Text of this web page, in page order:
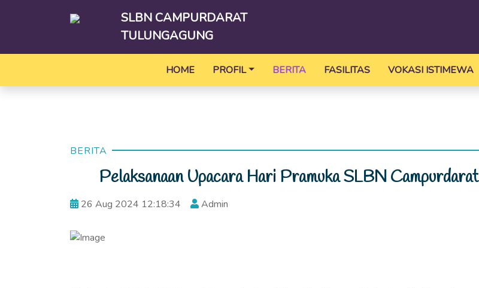
SLBN CAMPURDARAT
TULUNGAGUNG
HOME PROFIL BERITA FASILITAS VOKASI ISTIMEWA
BERITA
Pelaksanaan Upacara Hari Pramuka SLBN Campurdarat
26 Aug 2024 12:18:34 Admin